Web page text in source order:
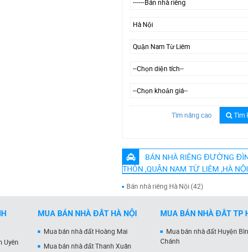
Tìm nâng cao Tìm
BÁN NHÀ RIÊNG ĐƯỜNG
THÔN ,QUẬN NAM TỪ LIÊM ,HÀ NỘI
Bán nhà riêng Hà Nội (42)
Uyên
MUA BÁN NHÀ ĐẤT HÀ NỘI
Mua bán nhà đất Hoàng Mai
Mua bán nhà đất Thanh Xuân
MUA BÁN NHÀ ĐẤT TP
Mua bán nhà đất Huyện
Chánh